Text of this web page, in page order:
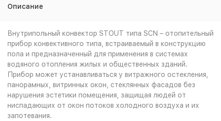
Описание
Внутрипольный конвектор STOUT типа SCN – отопительный
прибор конвективного типа, встраиваемый в конструкцию
пола и предназначенный для применения в системах
водяного отопления жилых и общественных зданий.
Прибор может устанавливаться у витражного остекления,
панорамных, витринных окон, стеклянных фасадов без
нарушения эстетики помещения, защищая людей от
ниспадающих от окон потоков холодного воздуха и их
запотевания.